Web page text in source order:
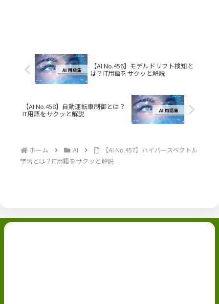
【AI No.456】モデルドリフト検知と
は？IT用語をサクッと解説
【AI No.458】自動運転車制御とは？
IT用語をサクッと解説
ホーム AI
【AI No.457】ハイパースペクトル
学習とは？IT用語をサクッと解説